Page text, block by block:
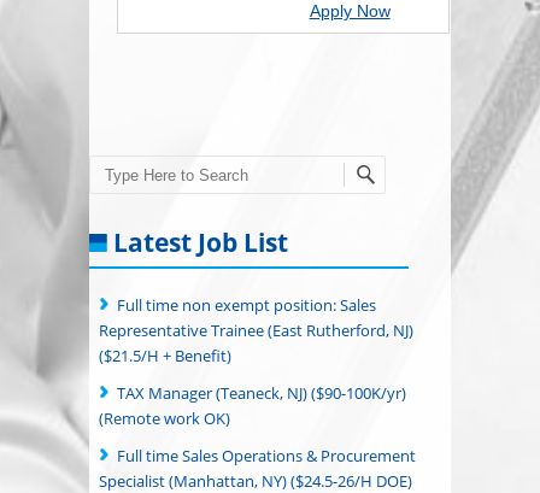
Apply Now
Search
Latest Job List
Full time non exempt position: Sales
Representative Trainee (East Rutherford, NJ)
($21.5/H + Benefit)
TAX Manager (Teaneck, NJ) ($90-100K/yr)
(Remote work OK)
Full time Sales Operations & Procurement
Specialist (Manhattan, NY) ($24.5-26/H DOE)